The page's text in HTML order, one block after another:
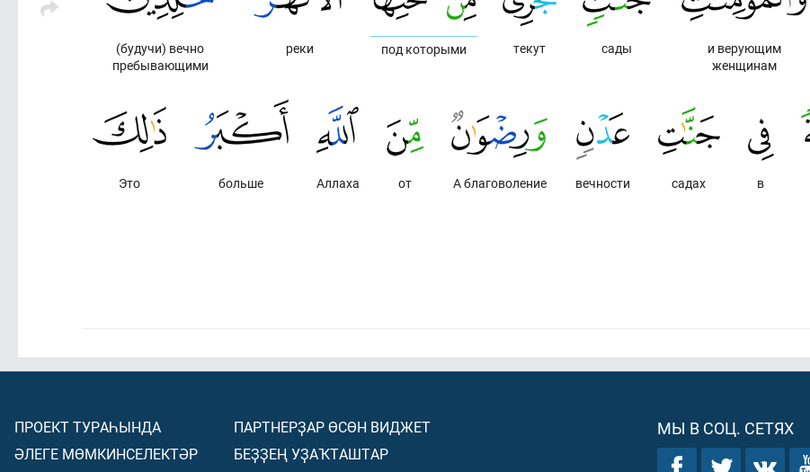
и верующим
женщинам
сады
текут
под которыми
реки
(будучи) вечно
пребывающими
в
садах
вечности
А благоволение
от
Аллаха
больше
Это
ПРОЕКТ ТУРАҺЫНДА
ӘЛЕГЕ МӨМКИНСЕЛЕКТӘР
ПАРТНЕРҘАР ӨСӨН ВИДЖЕТ
БЕҘҘЕҢ УҘАҠТАШТАР
МЫ В СОЦ. СЕТЯХ